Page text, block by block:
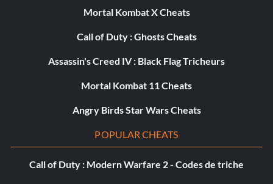
Mortal Kombat X Cheats
Call of Duty : Ghosts Cheats
Assassin's Creed IV : Black Flag Tricheurs
Mortal Kombat 11 Cheats
Angry Birds Star Wars Cheats
POPULAR CHEATS
Call of Duty : Modern Warfare 2 - Codes de triche